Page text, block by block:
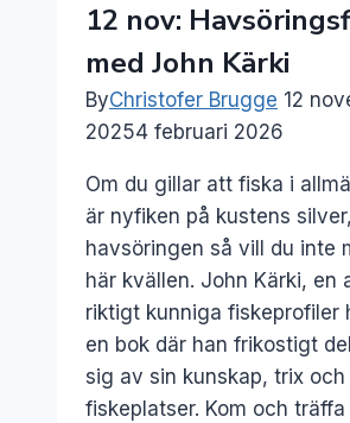
Rundberg
12 nov:
med John Kärki
ByChristofer Brugge 12
20254 februari 2026
Om du gillar att fiska i
är nyfiken på kustens silver,
havsöringen så vill du inte
här kvällen. John Kärki, en
riktigt kunniga fiskeprofiler
en bok där han frikostigt
sig av sin kunskap, trix och
fiskeplatser. Kom och